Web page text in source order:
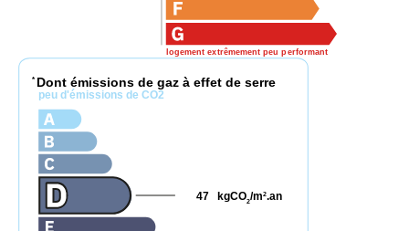
logement extrêmement peu performant
* Dont émissions de gaz à effet de serre
peu d'émissions de CO2
kgCO2/m2.an
47